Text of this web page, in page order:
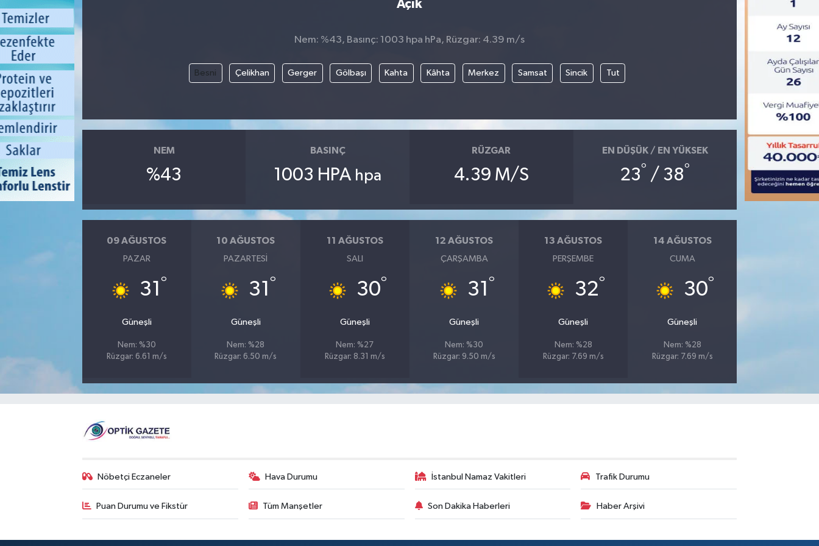
Açık
Nem: %43, Basınç: 1003 hpa hPa, Rüzgar: 4.39 m/s
Besni Çelikhan Gerger Gölbaşı Kahta Kâhta Merkez Samsat Sincik Tut
NEM
%43
BASINÇ
1003 HPA hpa
RÜZGAR
4.39 M/S
EN DÜŞÜK / EN YÜKSEK
23° / 38°
09 AĞUSTOS
PAZAR
31 °
Güneşli
Nem: %30
Rüzgar: 6.61 m/s
10 AĞUSTOS
PAZARTESI
31 °
Güneşli
Nem: %28
Rüzgar: 6.50 m/s
11 AĞUSTOS
SALI
30°
Güneşli
Nem: %27
Rüzgar: 8.31 m/s
12 AĞUSTOS
ÇARŞAMBA
31 °
Güneşli
Nem: %30
Rüzgar: 9.50 m/s
13 AĞUSTOS
PERŞEMBE
32°
Güneşli
Nem: %28
Rüzgar: 7.69 m/s
14 AĞUSTOS
CUMA
30°
Güneşli
Nem: %28
Rüzgar: 7.69 m/s
Nöbetçi Eczaneler Hava Durumu İstanbul Namaz Vakitleri Trafik Durumu
Puan Durumu ve Fikstür Tüm Manşetler Son Dakika Haberleri Haber Arşivi